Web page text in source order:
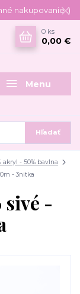
nakupovanie :)
Menu
Hľadať
0 ks
0,00 €
akryl - 50% bavlna
- 3nitka
sivé -